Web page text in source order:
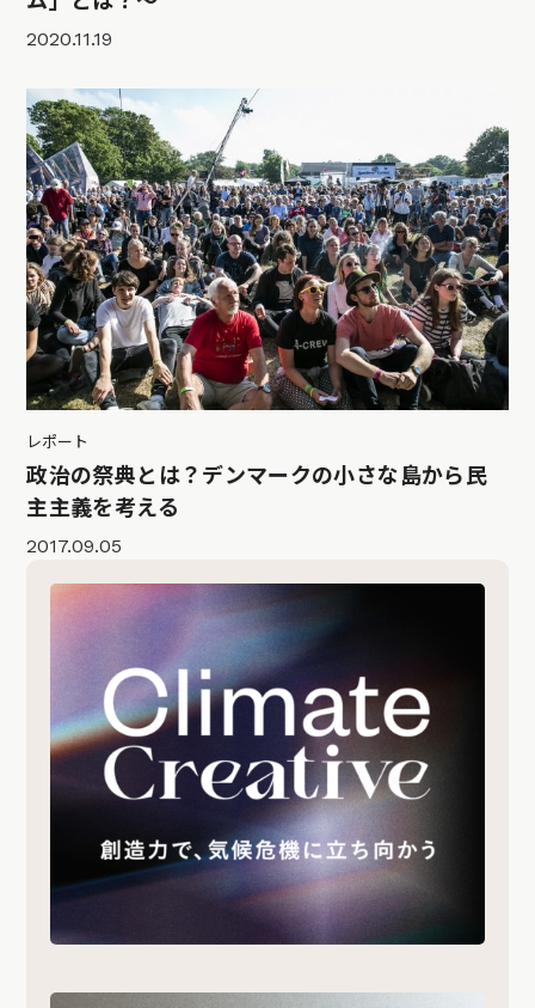
2020.11.19
レポート
政治の祭典とは？デンマークの小さな島から民
主主義を考える
2017.09.05